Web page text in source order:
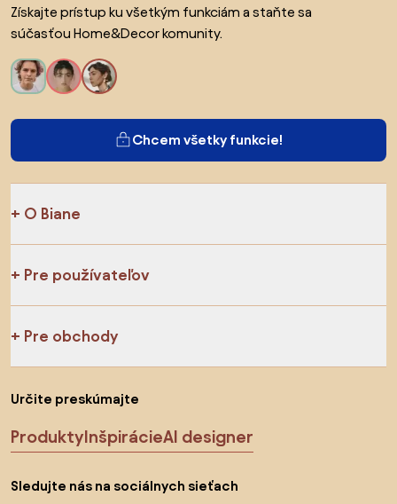
Získajte prístup ku všetkým funkciám a staňte sa
súčasťou Home&Decor komunity.
Chcem všetky funkcie!
O Biane
Pre používateľov
Pre obchody
Určite preskúmajte
ProduktyInšpirácieAI designer
Sledujte nás na sociálnych sieťach